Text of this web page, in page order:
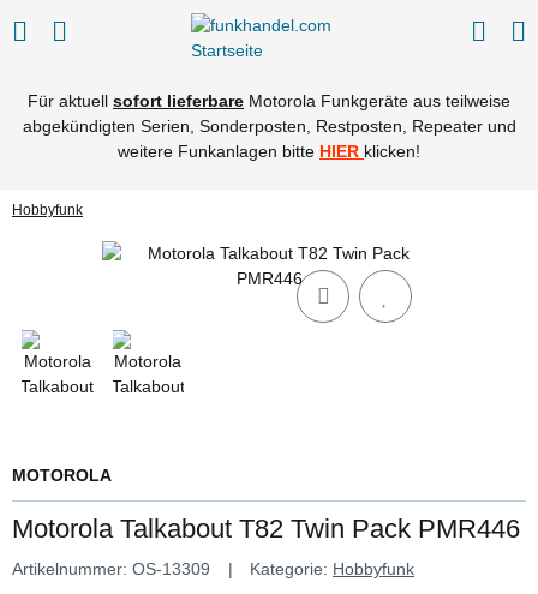
Für aktuell sofort lieferbare Motorola Funkgeräte aus teilweise
abgekündigten Serien, Sonderposten, Restposten, Repeater und
weitere Funkanlagen bitte HIER klicken!
Hobbyfunk
MOTOROLA
Motorola Talkabout T82 Twin Pack PMR446
Artikelnummer: OS-13309 Kategorie: Hobbyfunk